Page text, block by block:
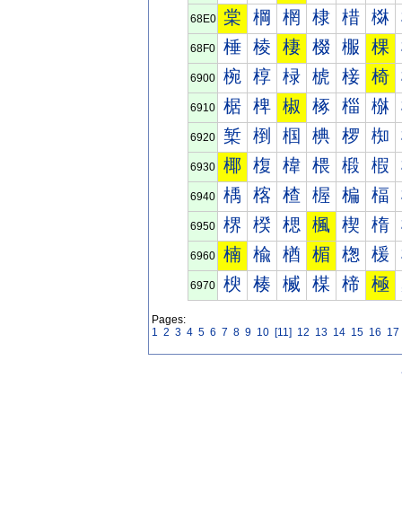
68E0 棠 棡 棢 棣 棤 棥
68F0 棰 棱 棲 棳 棴 棵
6900 椀 椁 椂 椃 椄 椅
6910 椐 椑 椒 椓 椔 椕
6920 椠 椡 椢 椣 椤 椥
6930 椰 椱 椲 椳 椴 椵
6940 楀 楁 楂 楃 楄 楅
6950 楐 楑 楒 楓 楔 楕
6960 楠 楡 楢 楣 楤 楥
6970 楰 楱 楲 楳 楴 極
Pages:
1 2 3 4 5 6 7 8 9 10 [11] 12 13 14 15 16 17